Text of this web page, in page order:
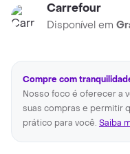
Carrefour
Disponível em
Compre com
Nosso foco é oferecer a
suas compras e permitir
prático para você. Saiba